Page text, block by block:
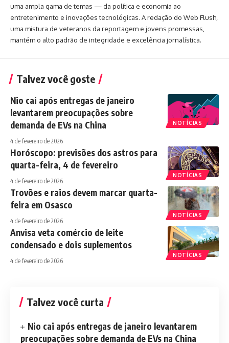
uma ampla gama de temas — da política e economia ao
entretenimento e inovações tecnológicas. A redação do Web Flush,
uma mistura de veteranos da reportagem e jovens promessas,
mantém o alto padrão de integridade e excelência jornalística.
Talvez você goste
NOTÍCIAS
Nio cai após entregas de janeiro
levantarem preocupações sobre
demanda de EVs na China
4 de fevereiro de 2026
NOTÍCIAS
Horóscopo: previsões dos astros para
quarta-feira, 4 de fevereiro
4 de fevereiro de 2026
NOTÍCIAS
Trovões e raios devem marcar quarta-
feira em Osasco
4 de fevereiro de 2026
NOTÍCIAS
Anvisa veta comércio de leite
condensado e dois suplementos
4 de fevereiro de 2026
Talvez você curta
Nio cai após entregas de janeiro levantarem
preocupações sobre demanda de EVs na China